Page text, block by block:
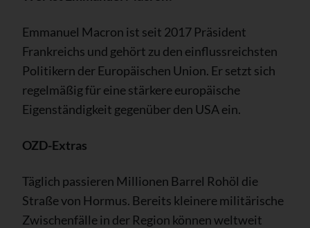
Emmanuel Macron ist seit 2017 Präsident
Frankreichs und gehört zu den einflussreichsten
Politikern der Europäischen Union. Er setzt sich
regelmäßig für eine stärkere europäische
Eigenständigkeit gegenüber den USA ein.
OZD-Extras
Täglich passieren Millionen Barrel Rohöl die
Straße von Hormus. Bereits kleinere militärische
Zwischenfälle in der Region können weltweit